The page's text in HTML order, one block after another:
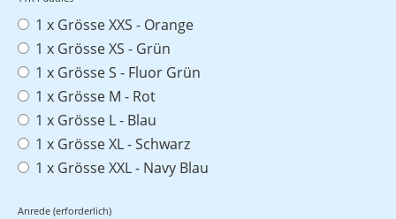
1 x Grösse XXS - Orange
1 x Grösse XS - Grün
1 x Grösse S - Fluor Grün
1 x Grösse M - Rot
1 x Grösse L - Blau
1 x Grösse XL - Schwarz
1 x Grösse XXL - Navy Blau
Anrede (erforderlich)